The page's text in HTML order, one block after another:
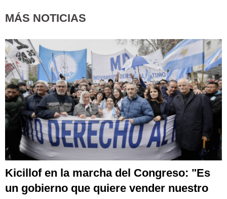
MÁS NOTICIAS
Kicillof en la marcha del Congreso: "Es
un gobierno que quiere vender nuestro